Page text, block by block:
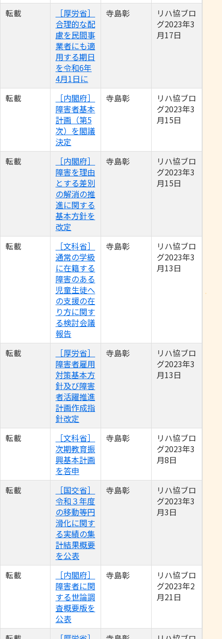
転載
［厚労省］
合理的な配
慮を民間事
業者にも適
用する期日
を令和6年
4月1日に
寺島彰
リハ協ブロ
グ2023年3
月17日
転載
［内閣府］
障害者基本
計画（第5
次）を閣議
決定
寺島彰
リハ協ブロ
グ2023年3
月15日
転載
［内閣府］
障害を理由
とする差別
の解消の推
進に関する
基本方針を
改定
寺島彰
リハ協ブロ
グ2023年3
月15日
転載
［文科省］
通常の学級
に在籍する
障害のある
児童生徒へ
の支援の在
り方に関す
る検討会議
報告
寺島彰
リハ協ブロ
グ2023年3
月13日
転載
［厚労省］
障害者雇用
対策基本方
針及び障害
者活躍推進
計画作成指
針改定
寺島彰
リハ協ブロ
グ2023年3
月13日
転載
［文科省］
次期教育振
興基本計画
を答申
寺島彰
リハ協ブロ
グ2023年3
月8日
転載
［国交省］
令和３年度
の移動等円
滑化に関す
る実績の集
計結果概要
を公表
寺島彰
リハ協ブロ
グ2023年3
月3日
転載
［内閣府］
障害者に関
する世論調
査概要版を
公表
寺島彰
リハ協ブロ
グ2023年2
月21日